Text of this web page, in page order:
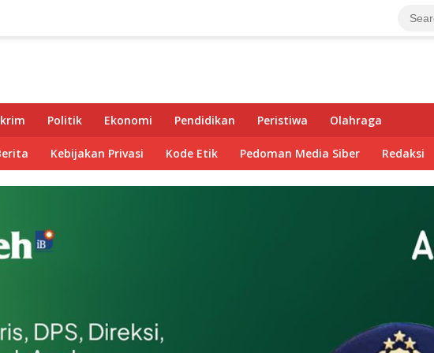
Politik Ekonomi Pendidikan Peristiwa Olahraga
Kebijakan Privasi Kode Etik Pedoman Media Siber Redaksi